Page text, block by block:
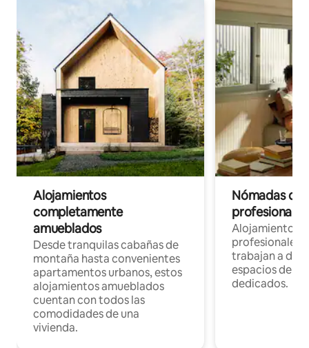
Alojamientos
completamente
amueblados
Desde tranquilas cabañas de
montaña hasta convenientes
apartamentos urbanos, estos
alojamientos amueblados
cuentan con todos las
comodidades de una
vivienda.
Nómadas
Alojamientos
profesionales
trabajan a
espacios de
dedicados.